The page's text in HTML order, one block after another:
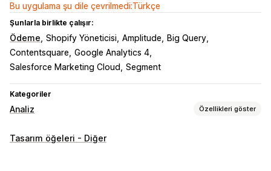
Bu uygulama şu dile çevrilmedi:Türkçe
Şunlarla birlikte çalışır:
Ödeme Shopify Yöneticisi Amplitude
Big Query
Contentsquare Google Analytics 4
Salesforce Marketing Cloud
Segment
Kategoriler
Analiz Özellikleri göster
Müşteri davranışı
Tasarım öğeleri - Diğer